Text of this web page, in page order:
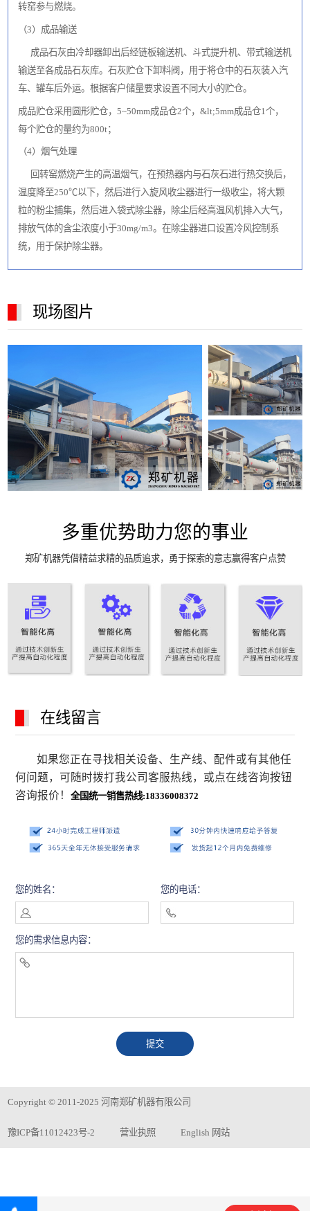
转窑参与燃烧。
（3）成品输送
成品石灰由冷却器卸出后经链板输送机、斗式提升机、带式输送机
输送至各成品石灰库。石灰贮仓下卸料阀，用于将仓中的石灰装入汽
车、罐车后外运。根据客户储量要求设置不同大小的贮仓。
成品贮仓采用圆形贮仓，5~50mm成品仓2个，&lt;5mm成品仓1个，
每个贮仓的量约为800t；
（4）烟气处理
回转窑燃烧产生的高温烟气，在预热器内与石灰石进行热交换后，
温度降至250℃以下，然后进行入旋风收尘器进行一级收尘，将大颗
粒的粉尘捕集，然后进入袋式除尘器，除尘后经高温风机排入大气，
排放气体的含尘浓度小于30mg/m3。在除尘器进口设置冷风控制系
统，用于保护除尘器。
现场图片
多重优势助力您的事业
郑矿机器凭借精益求精的品质追求，勇于探索的意志赢得客户点赞
在线留言
如果您正在寻找相关设备、生产线、配件或有其他任
何问题，可随时拨打我公司客服热线，或点在线咨询按钮
咨询报价！ 全国统一销售热线:18336008372
您的姓名： 您的电话：
您的需求信息内容：
Copyright © 2011-2025 河南郑矿机器有限公司
豫ICP备11012423号-2 营业执照 English 网站